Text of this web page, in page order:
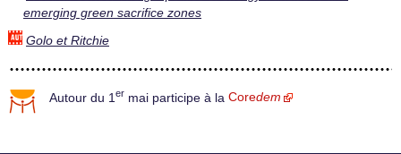
emerging green sacrifice zones
Golo et Ritchie
Autour du 1 er mai participe à la Coredem